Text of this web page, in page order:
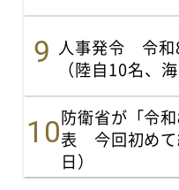
人事発令 令和
（陸自10名、
防衛省が「令
表 今回初めて
日）